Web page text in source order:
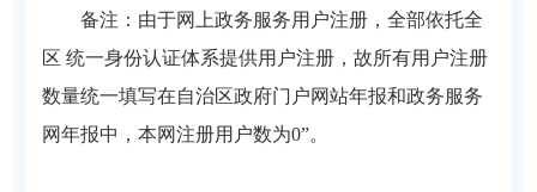
备注：由于网上政务服务用户注册，全部依托全
区 统一身份认证体系提供用户注册，故所有用户注册
数量统一填写在自治区政府门户网站年报和政务服务
网年报中，本网注册用户数为0”。